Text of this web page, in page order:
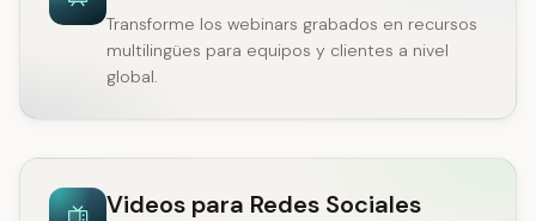
Transforme los webinars grabados en recursos
multilingües para equipos y clientes a nivel
global.
Videos para Redes Sociales